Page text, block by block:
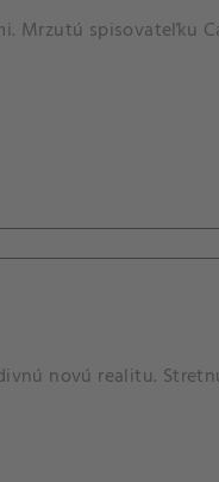
Mrzutú spisovateľku
novú realitu.